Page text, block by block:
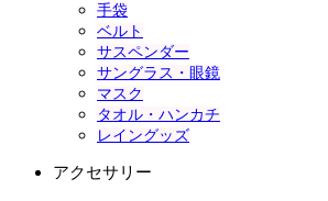
手袋
ベルト
サスペンダー
サングラス・眼鏡
マスク
タオル・ハンカチ
レイングッズ
アクセサリー